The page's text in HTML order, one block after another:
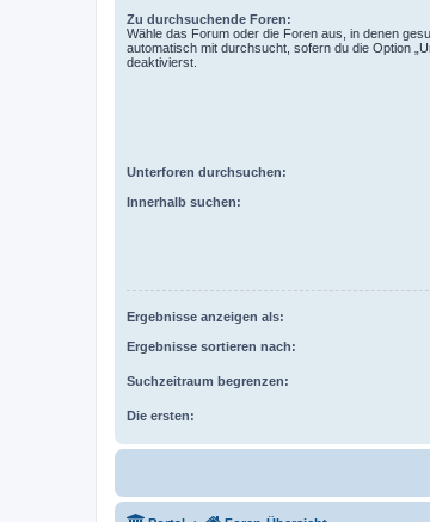
Zu durchsuchende Foren:
Wähle das Forum oder die Foren aus, in denen
automatisch mit durchsucht, sofern du die Option
deaktivierst.
Unterforen durchsuchen:
Innerhalb suchen:
Ergebnisse anzeigen als:
Ergebnisse sortieren nach:
Suchzeitraum begrenzen:
Die ersten: